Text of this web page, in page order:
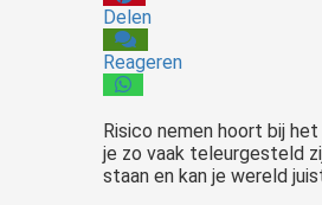
Delen
Reageren
Risico nemen hoort bij
je zo vaak teleurgesteld
staan en kan je wereld